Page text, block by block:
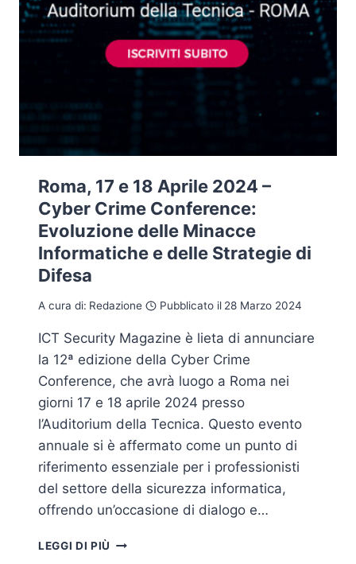
Roma, 17 e 18 Aprile 2024 –
Cyber Crime Conference:
Evoluzione delle Minacce
Informatiche e delle Strategie di
Difesa
A cura di: Redazione Pubblicato il 28 Marzo 2024
ICT Security Magazine è lieta di annunciare
la 12ª edizione della Cyber Crime
Conference, che avrà luogo a Roma nei
giorni 17 e 18 aprile 2024 presso
l’Auditorium della Tecnica. Questo evento
annuale si è affermato come un punto di
riferimento essenziale per i professionisti
del settore della sicurezza informatica,
offrendo un’occasione di dialogo e…
LEGGI DI PIÙ ROMA,